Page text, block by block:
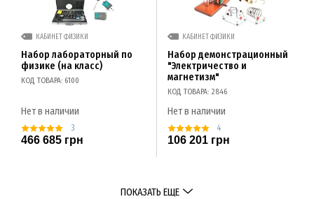
КАБИНЕТ ФИЗИКИ
Набор лабораторный по
физике (на класс)
КОД ТОВАРА: 6100
Нет в наличии
3
466 685 грн
КАБИНЕТ ФИЗИКИ
Набор демонстрационный
"Электричество и
магнетизм"
КОД ТОВАРА: 2846
Нет в наличии
4
106 201 грн
ПОКАЗАТЬ ЕЩЕ